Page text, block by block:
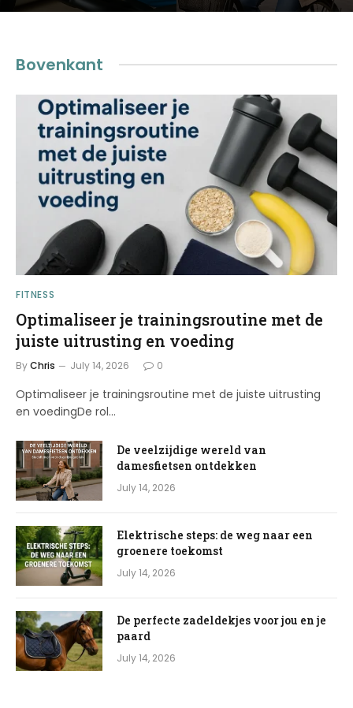
Bovenkant
FITNESS
Optimaliseer je trainingsroutine met de
juiste uitrusting en voeding
ByChris July 14, 2026 0
Optimaliseer je trainingsroutine met de juiste uitrusting
en voedingDe rol…
De veelzijdige wereld van
damesfietsen ontdekken
July 14, 2026
Elektrische steps: de weg naar een
groenere toekomst
July 14, 2026
De perfecte zadeldekjes voor jou en je
paard
July 14, 2026